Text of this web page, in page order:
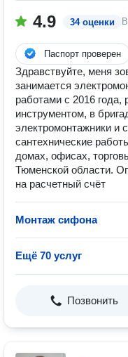
4.9 34 оценки
Паспорт проверен
Здравствуйте, меня
занимается
работами с 2016
инструментом, в
электромонтажники и
сантехнические
домах, офисах,
Тюменской области.
на расчетный счёт
Монтаж сифона
Ещё 70 услуг
Позвонить